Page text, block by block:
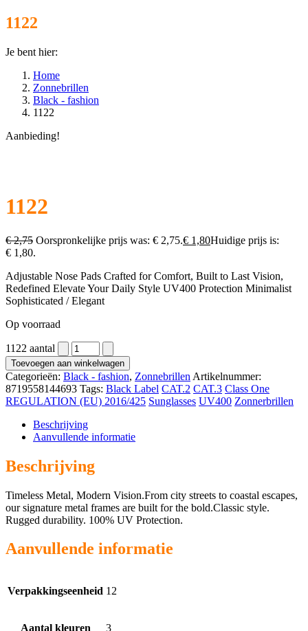
1122
Je bent hier:
Home
Zonnebrillen
Black - fashion
1122
Aanbieding!
1122
€2,75 Oorspronkelijke prijs was: € 2,75.€ 1,80Huidige prijs is:
€ 1,80.
Adjustable Nose Pads Crafted for Comfort, Built to Last Vision,
Redefined Elevate Your Daily Style UV400 Protection Minimalist
Sophisticated / Elegant
Op voorraad
1122 aantal
Toevoegen aan winkelwagen
Categorieën: Black - fashion, Zonnebrillen Artikelnummer:
8719558144693 Tags: Black Label CAT.2 CAT.3 Class One
REGULATION (EU) 2016/425 Sunglasses UV400 Zonnerbrillen
Beschrijving
Aanvullende informatie
Beschrijving
Timeless Metal, Modern Vision.From city streets to coastal escapes,
our signature metal frames are built for the bold.Classic style.
Rugged durability. 100% UV Protection.
Aanvullende informatie
Verpakkingseenheid 12
Aantal kleuren 3